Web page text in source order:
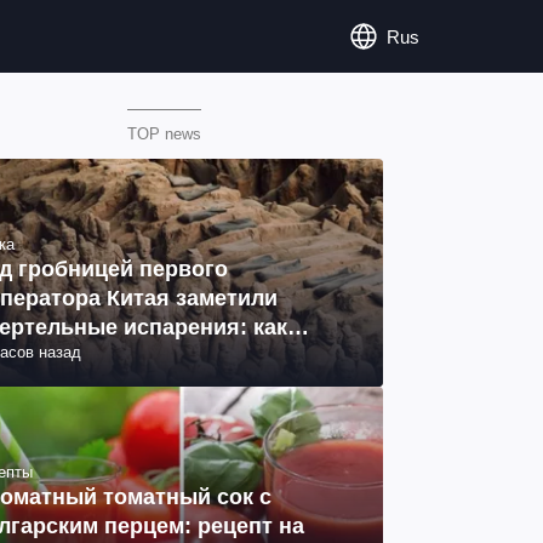
Rus
TOP news
гробницей первого
Китая заметили
испарения: как
(фото)
назад
томатный сок с
перцем: рецепт на